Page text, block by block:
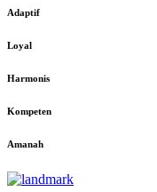
Adaptif
Loyal
Harmonis
Kompeten
Amanah